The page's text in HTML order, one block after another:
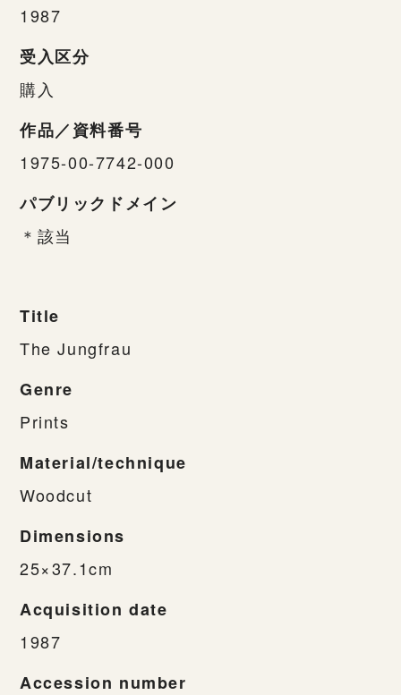
1987
受入区分
購入
作品／資料番号
1975-00-7742-000
パブリックドメイン
＊該当
Title
The Jungfrau
Genre
Prints
Material/technique
Woodcut
Dimensions
25×37.1cm
Acquisition date
1987
Accession number